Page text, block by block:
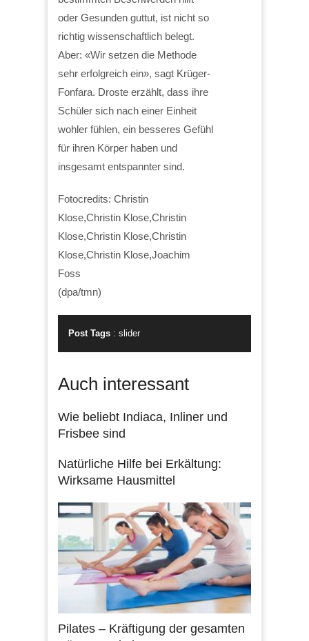
oder Gesunden guttut, ist nicht so
richtig wissenschaftlich belegt.
Aber: «Wir setzen die Methode
sehr erfolgreich ein», sagt Krüger-
Fonfara. Droste erzählt, dass ihre
Schüler sich nach einer Einheit
wohler fühlen, ein besseres Gefühl
für ihren Körper haben und
insgesamt entspannter sind.
Fotocredits: Christin
Klose,Christin Klose,Christin
Klose,Christin Klose,Christin
Klose,Christin Klose,Joachim
Foss
(dpa/tmn)
Post Tags : slider
Auch interessant
Wie beliebt Indiaca, Inliner und
Frisbee sind
Natürliche Hilfe bei Erkältung:
Wirksame Hausmittel
Pilates – Kräftigung der gesamten